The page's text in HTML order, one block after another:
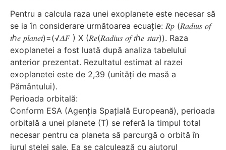
Pentru a calcula raza unei exoplanete este necesar să
se ia în considerare următoarea ecuație: 𝑅𝑝 (𝑅𝑎𝑑𝑖𝑢𝑠 𝑜𝑓
𝑡ℎ𝑒 𝑝𝑙𝑎𝑛𝑒𝑡)=(√𝛥𝐹 ) X (𝑅𝑒(𝑅𝑎𝑑𝑖𝑢𝑠 𝑜𝑓 𝑡ℎ𝑒 𝑠𝑡𝑎𝑟)). Raza
exoplanetei a fost luată după analiza tabelului
anterior prezentat. Rezultatul estimat al razei
exoplanetei este de 2,39 (unități de masă a
Pământului).
Perioada orbitală:
Conform ESA (Agenția Spațială Europeană), perioada
orbitală a unei planete (T) se referă la timpul total
necesar pentru ca planeta să parcurgă o orbită în
jurul stelei sale. Ea se calculează cu ajutorul